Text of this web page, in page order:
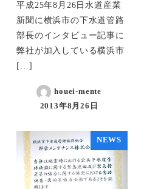
平成25年8月26日水道産業
新聞に横浜市の下水道管路
部長のインタビュー記事に
弊社が加入している横浜市
[…]
houei-mente
2013年8月26日
NEWS